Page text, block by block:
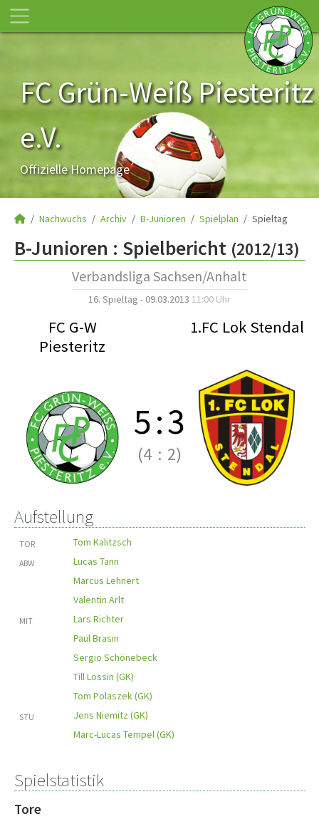
FC Grün-Weiß Piesteritz
e.V.
Offizielle Homepage
Nachwuchs Archiv B-Junioren Spielplan Spieltag
B-Junioren : Spielbericht (2012/13)
Verbandsliga Sachsen/Anhalt
16. Spieltag - 09.03.2013 11:00 Uhr
FC G-W
Piesteritz
1.FC Lok Stendal
5:3
(4 : 2)
Aufstellung
TOR Tom Kalitzsch
ABW
Lucas Tann
Marcus Lehnert
Valentin Arlt
MIT
Lars Richter
Paul Brasin
Sergio Schönebeck
Till Lossin (GK)
Tom Polaszek (GK)
STU
Jens Niemitz (GK)
Marc-Lucas Tempel (GK)
Spielstatistik
Tore